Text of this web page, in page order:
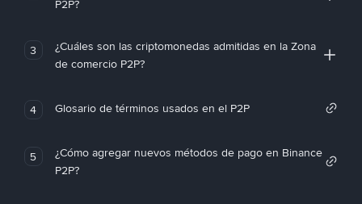
P2P?
3
¿Cuáles son las criptomonedas admitidas en la Zona
de comercio P2P?
4 Glosario de términos usados en el P2P
5
¿Cómo agregar nuevos métodos de pago en Binance
P2P?